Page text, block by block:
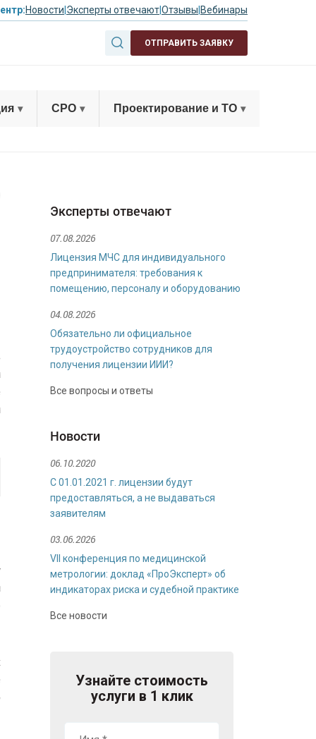
Новости Эксперты отвечаютОтзывы Вебинары
ОТПРАВИТЬ ЗАЯВКУ
СРО Проектирование и ТО
Эксперты отвечают
07.08.2026
Лицензия МЧС для индивидуального
предпринимателя: требования к
помещению, персоналу и оборудованию
04.08.2026
Обязательно ли официальное
трудоустройство сотрудников для
получения лицензии ИИИ?
Все вопросы и ответы
Новости
06.10.2020
С 01.01.2021 г. лицензии будут
предоставляться, а не выдаваться
заявителям
03.06.2026
VII конференция по медицинской
метрологии: доклад «ПроЭксперт» об
индикаторах риска и судебной практике
Все новости
Узнайте стоимость
услуги в 1 клик